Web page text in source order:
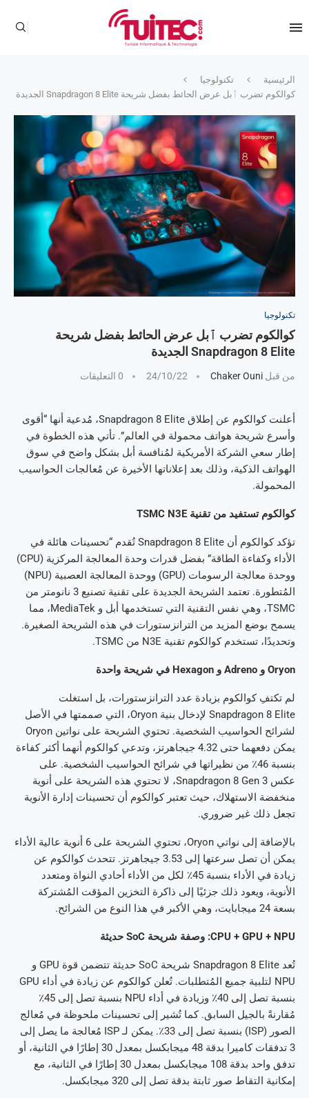
الرئيسية
تكنولوجيا
كوالكوم تضرب ٱبل عرض الحائط بفضل شريحة Snapdragon 8 Elite الجديدة
تكنولوجيا
كوالكوم تضرب ٱبل عرض الحائط بفضل شريحة
Snapdragon 8 Elite الجديدة
من قبل Chaker Ouni
24/10/22 0 التعليقات
أعلنت كوالكوم عن إطلاق Snapdragon 8 Elite، مُدعية أنها “أقوى
وأسرع شريحة هواتف محمولة في العالم”. تأتي هذه الخطوة في
إطار سعي الشركة الأمريكية لمُنافسة أبل بشكل واضح في سوق
الهواتف الذكية، وذلك بعد إعلاناتها الأخيرة عن مُعالجات الحواسيب
المحمولة.
كوالكوم تستفيد من تقنية TSMC N3E
تؤكد كوالكوم أن Snapdragon 8 Elite تُقدم “تحسينات هائلة في
الأداء وكفاءة الطاقة” بفضل قدرات وحدة المعالجة المركزية (CPU)
ووحدة معالجة الرسومات (GPU) ووحدة المعالجة العصبية (NPU)
المُتطورة. تعتمد الشريحة الجديدة على تقنية تصنيع 3 نانومتر من
TSMC، وهي نفس التقنية التي تستخدمها أبل و MediaTek، مما
يسمح بوضع المزيد من الترانزستورات في هذه الشريحة الصغيرة.
وتحديدًا، تستخدم كوالكوم تقنية N3E من TSMC.
Oryon و Adreno و Hexagon في شريحة واحدة
لم تكتفِ كوالكوم بزيادة عدد الترانزستورات، بل استغلت
Snapdragon 8 Elite لإدخال بنية Oryon، التي صممتها في الأصل
لشرائح الحواسيب الشخصية. تحتوي الشريحة على نواتين Oryon
يمكن دفعهما حتى 4.32 جيجاهرتز، وتدعي كوالكوم أنهما أكثر كفاءة
بنسبة 46٪ من نظيراتها في شرائح الحواسيب الشخصية. على
عكس Snapdragon 8 Gen 3، لا تحتوي هذه الشريحة على أنوية
منخفضة الاستهلاك، حيث تعتبر كوالكوم أن تحسينات إدارة الأنوية
تجعل ذلك غير ضروري.
بالإضافة إلى نواتي Oryon، تحتوي الشريحة على 6 أنوية عالية الأداء
يمكن أن تصل سرعتها إلى 3.53 جيجاهرتز. تتحدث كوالكوم عن
زيادة في الأداء بنسبة 45٪ لكل من الأداء أحادي النواة ومتعدد
الأنوية، ويعود ذلك جزئيًا إلى ذاكرة التخزين المؤقت المُشتركة
بسعة 24 ميجابايت، وهي الأكبر في هذا النوع من الشرائح.
CPU + GPU + NPU: وصفة شريحة SoC حديثة
تُعد Snapdragon 8 Elite شريحة SoC حديثة تتضمن قوة GPU و
NPU لتلبية جميع المُتطلبات. تُعلن كوالكوم عن زيادة في أداء GPU
بنسبة تصل إلى 40٪ وزيادة في أداء NPU بنسبة تصل إلى 45٪
مُقارنةً بالجيل السابق. كما تُشير إلى تحسينات ملحوظة في مُعالج
الصور (ISP) بنسبة تصل إلى 33٪. يمكن لـ ISP مُعالجة ما يصل إلى
3 تدفقات كاميرا بدقة 48 ميجابكسل بمعدل 30 إطارًا في الثانية، أو
تدفق واحد بدقة 108 ميجابكسل بمعدل 30 إطارًا في الثانية، مع
إمكانية التقاط صور ثابتة بدقة تصل إلى 320 ميجابكسل.